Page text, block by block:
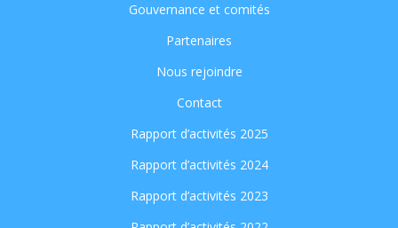
Gouvernance et comités
Partenaires
Nous rejoindre
Contact
Rapport d’activités 2025
Rapport d’activités 2024
Rapport d’activités 2023